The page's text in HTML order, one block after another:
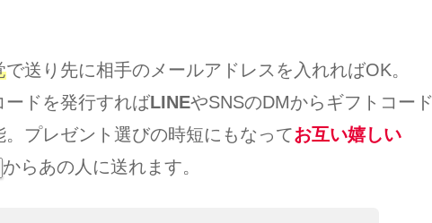
で送り先に相手のメールアドレスを入れればOK。
ドを発行すればLINEやSNSのDMからギフトコード
プレゼント選びの時短にもなってお互い嬉しい
からあの人に送れます。